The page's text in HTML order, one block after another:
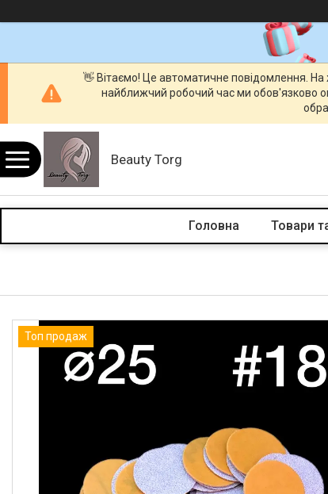
👋 Вітаємо! Це автоматичне повідомлення.
найближчий робочий час ми обов'язково
Beauty Torg
Головна Товари
Топ продаж